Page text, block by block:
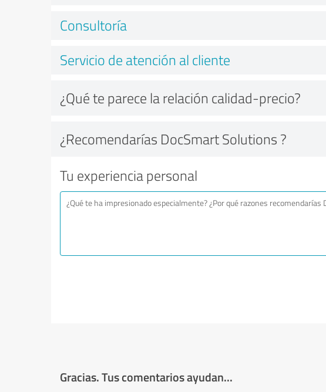
Consultoría
Servicio de atención al cliente
¿Qué te parece la relación calidad-precio?
¿Recomendarías DocSmart Solutions ?
Tu experiencia personal
Gracias. Tus comentarios ayudan...